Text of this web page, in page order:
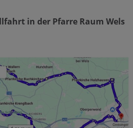
in der Pfarre Raum Wels